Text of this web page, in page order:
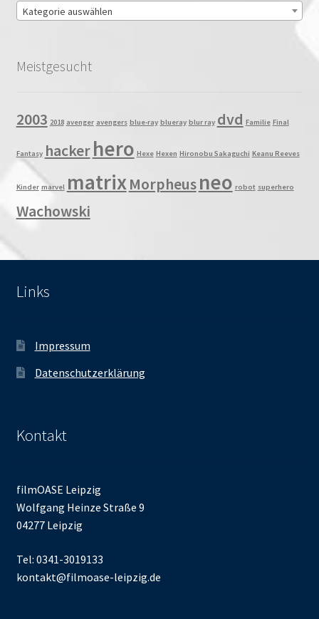
Kategorie auswählen
Meistgesucht
2003 2018 avenger avengers blue-ray blueray blur ray dvd Familie Final
Fantasy hackerhero Hexe Hexen Hironobu Sakaguchi Keanu Reeves
Kinder marvel matrixMorpheusneo robot superhero
Wachowski
Links
Impressum
Datenschutzerklärung
Kontakt
filmOASE Leipzig
Wolfgang Heinze Straße 9
04277 Leipzig
Tel: 0341-3019133
kontakt@filmoase-leipzig.de